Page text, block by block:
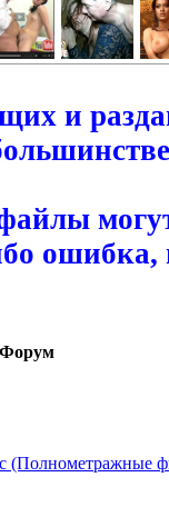
и
Форум
(Полнометражные